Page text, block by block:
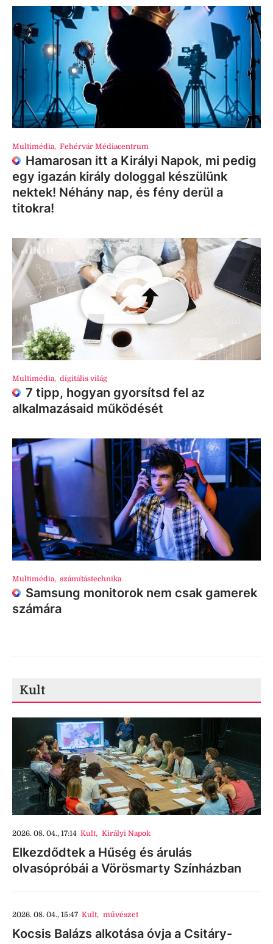
Multimédia, Fehérvár Médiacentrum
Hamarosan itt a Királyi Napok, mi pedig
egy igazán király dologgal készülünk
nektek! Néhány nap, és fény derül a
titokra!
Multimédia, digitális világ
7 tipp, hogyan gyorsítsd fel az
alkalmazásaid működését
Multimédia, számítástechnika
Samsung monitorok nem csak gamerek
számára
Kult
2026. 08. 04., 17:14 Kult, Királyi Napok
Elkezdődtek a Hűség és árulás
olvasópróbái a Vörösmarty Színházban
2026. 08. 04., 15:47 Kult, művészet
Kocsis Balázs alkotása óvja a Csitáry-